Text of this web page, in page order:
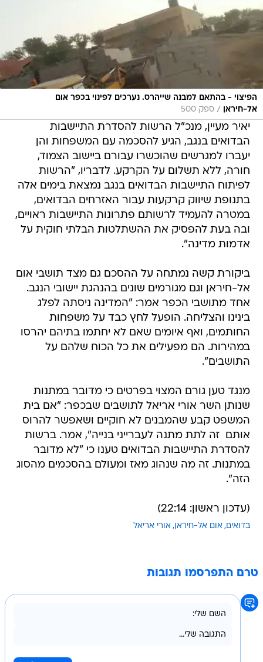
הפיצוי - בהתאם למבנה שייהרס. נערכים לפינוי בכפר אום
אל-חיראן
/ ספק 500
יאיר מעיין, מנכ"ל הרשות להסדרת התיישבות
הבדואים בנגב, הגיע להסכמה עם המשפחות והן
יעברו למגרשים שהוכשרו עבורם ביישוב הצמוד,
חורה, ללא תשלום על הקרקע. לדבריו, "הרשות
לפיתוח התיישבות הבדואים בנגב נמצאת בימים אלה
בתנופת שיווק קרקעות עבור האזרחים הבדואים,
במטרה להעמיד לרשותם פתרונות התיישבות ראויים,
ובה בעת להפסיק את ההשתלטות הבלתי חוקית על
אדמות מדינה".
ביקורת קשה נמתחה על ההסכם גם מצד תושבי אום
אל-חיראן וגם מגורמים שונים בהנהגת יישובי הנגב.
אחד מתושבי הכפר אמר: "המדינה ניסתה לפלג
בינינו והצליחה. הופעל לחץ כבד על משפחות
החותמים, ואף איומים שאם לא יחתמו בתיהם יהרסו
במהירות. הם מפעילים את כל הכוח שלהם על
התושבים".
מנגד טען גורם המצוי בפרטים כי מדובר במתנות
שנותן השר אורי אריאל לתושבים שבכפר: "אם בית
המשפט קבע שהמבנים לא חוקיים ושאפשר להרוס
אותם  זה לתת מתנה לעברייני בנייה", אמר. ברשות
להסדרת התיישבות הבדואים טענו כי "לא מדובר
במתנות. זה מה שנהוג מאז ומעולם בהסכמים מהסוג
הזה".
(עדכון ראשון: 22:14)
בדואים אום אל-חיראן אורי אריאל
טרם התפרסמו תגובות